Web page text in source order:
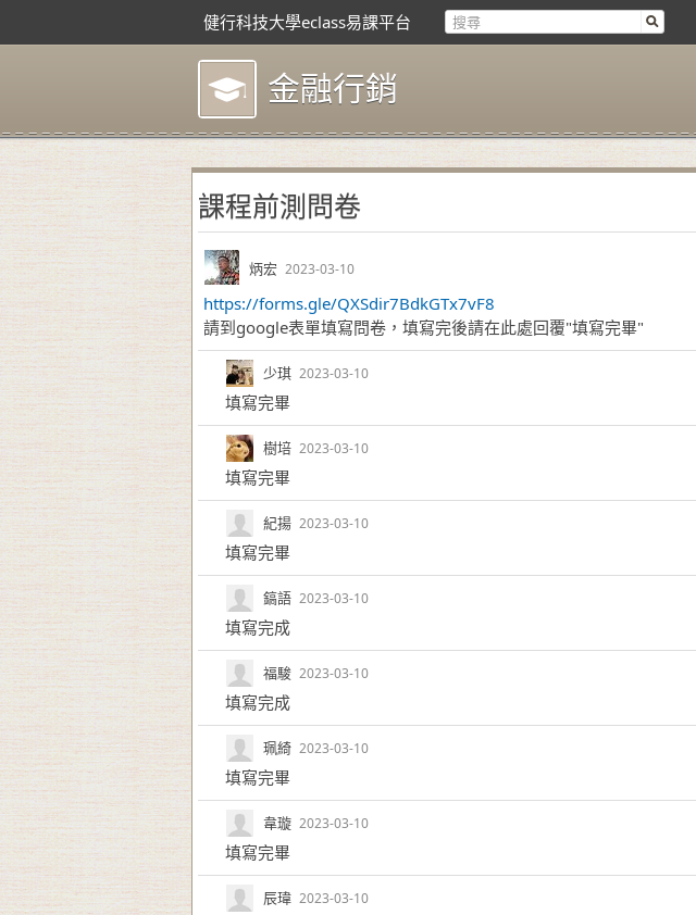
健行科技大學eclass易課平台
金融行銷
課程前測問卷
炳宏 2023-03-10
https://forms.gle/QXSdir7BdkGTx7vF8
請到google表單填寫問卷，填寫完後請在此處回覆"填寫完畢"
少琪 2023-03-10
填寫完畢
樹培 2023-03-10
填寫完畢
紀揚 2023-03-10
填寫完畢
鎬語 2023-03-10
填寫完成
福駿 2023-03-10
填寫完成
珮綺 2023-03-10
填寫完畢
韋璇 2023-03-10
填寫完畢
辰瑋 2023-03-10